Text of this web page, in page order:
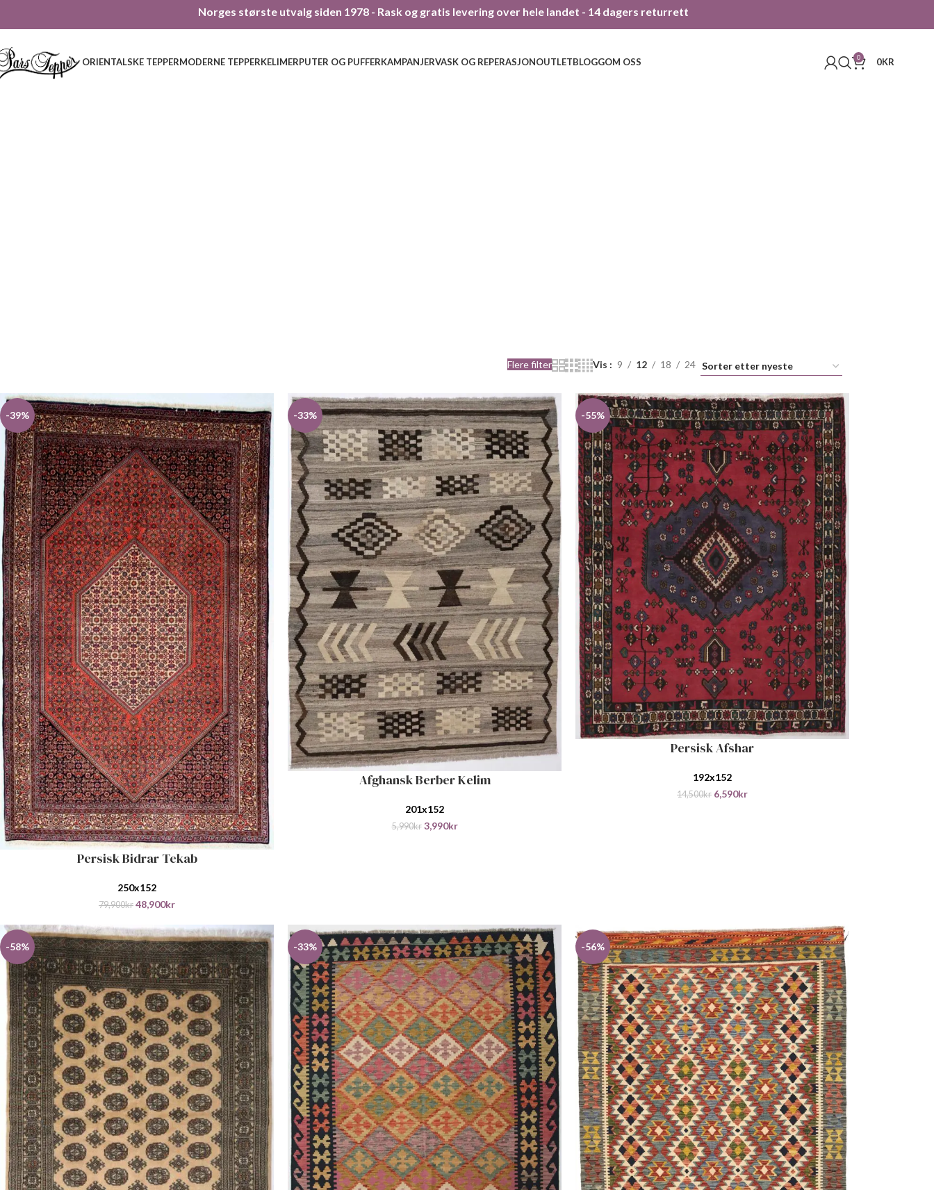
Norges største utvalg siden 1978 - Rask og gratis levering over hele landet - 14 dagers returrett
ORIENTALSKE TEPPERMODERNE TEPPERKELIMERPUTER OG PUFFERKAMPANJERVASK OG REPERASJONOUTLETBLOGGOM OSS 0 0KR
Flere filter Vis 9 12 18 24
-39%
LEGG I HANDLEKURVPersisk Bidrar Tekab
250x152
79,900kr 48,900kr
-33%
LEGG I HANDLEKURVAfghansk Berber Kelim
201x152
5,990kr 3,990kr
-55%
Persisk Afshar
192x152
14,500kr 6,590kr
-58% -33% -56%